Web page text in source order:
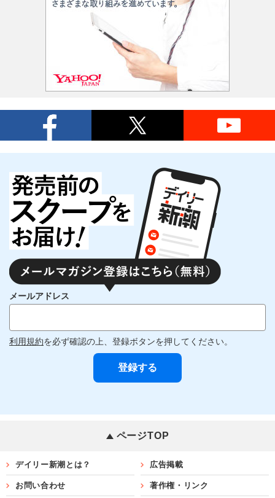
メールアドレス
利用規約を必ず確認の上、登録ボタンを押してください。
ページTOP
デイリー新潮とは？ 広告掲載
お問い合わせ 著作権・リンク